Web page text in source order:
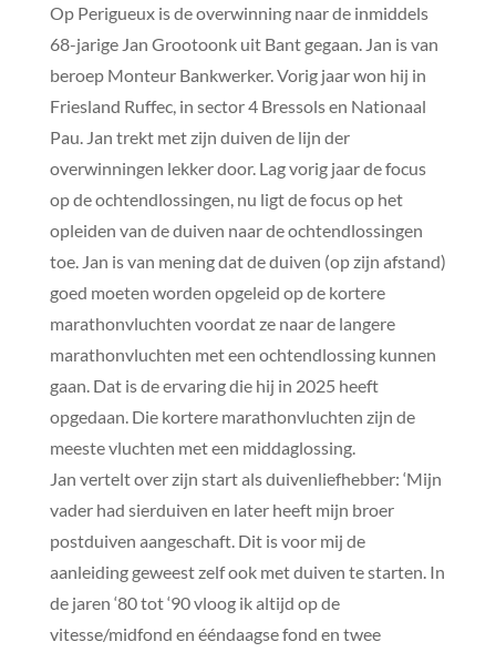
Op Perigueux is de overwinning naar de inmiddels
68-jarige Jan Grootoonk uit Bant gegaan. Jan is van
beroep Monteur Bankwerker. Vorig jaar won hij in
Friesland Ruffec, in sector 4 Bressols en Nationaal
Pau. Jan trekt met zijn duiven de lijn der
overwinningen lekker door. Lag vorig jaar de focus
op de ochtendlossingen, nu ligt de focus op het
opleiden van de duiven naar de ochtendlossingen
toe. Jan is van mening dat de duiven (op zijn afstand)
goed moeten worden opgeleid op de kortere
marathonvluchten voordat ze naar de langere
marathonvluchten met een ochtendlossing kunnen
gaan. Dat is de ervaring die hij in 2025 heeft
opgedaan. Die kortere marathonvluchten zijn de
meeste vluchten met een middaglossing.
Jan vertelt over zijn start als duivenliefhebber: ‘Mijn
vader had sierduiven en later heeft mijn broer
postduiven aangeschaft. Dit is voor mij de
aanleiding geweest zelf ook met duiven te starten. In
de jaren ‘80 tot ‘90 vloog ik altijd op de
vitesse/midfond en ééndaagse fond en twee